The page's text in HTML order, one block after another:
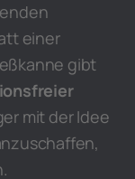
einer
gibt
mit der Idee